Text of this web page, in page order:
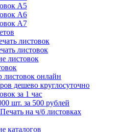
А5
А6
А7
листовок
листовок
листовок
листовок онлайн
дешево круглосуточно
за 1 час
шт. за 500 рублей
на ч/б листовках
каталогов